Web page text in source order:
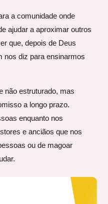
a comunidade onde
ajudar a aproximar outros
que, depois de Deus
nos diz para ensinarmos
não estruturado, mas
a longo prazo.
enquanto nos
e anciãos que nos
ou de magoar